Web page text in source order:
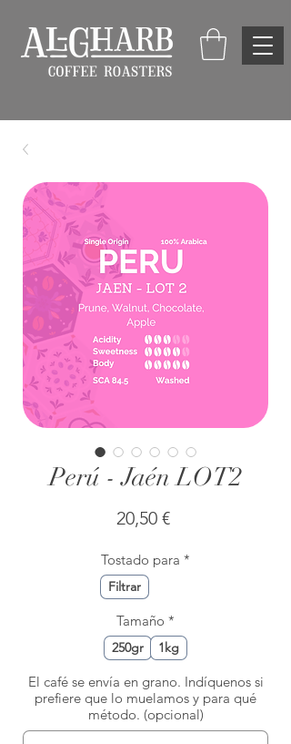
Perú - Jaén LOT2
20,50 €Precio
Tostado para *
Filtrar
Tamaño *
250gr 1kg
El café se envía en grano. Indíquenos si
prefiere que lo muelamos y para qué
método. (opcional)